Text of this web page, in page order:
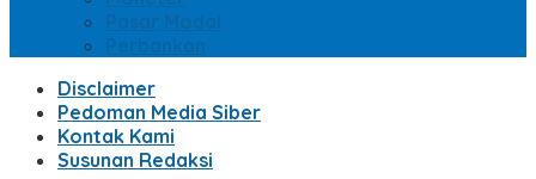
Pasar Modal
Perbankan
Disclaimer
Pedoman Media Siber
Kontak Kami
Susunan Redaksi